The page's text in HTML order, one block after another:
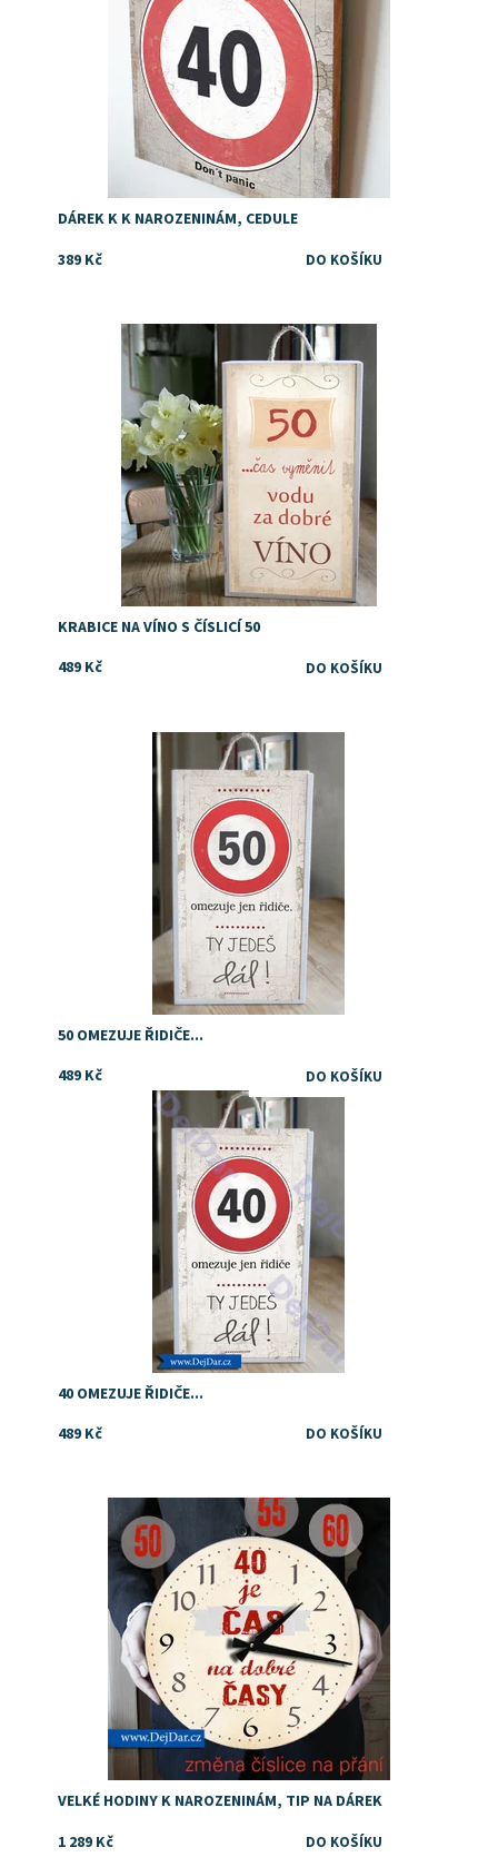
DÁREK K K NAROZENINÁM, CEDULE
389 Kč
Dostupnost: Skladem
KRABICE NA VÍNO S ČÍSLICÍ 50
489 Kč
Skladem
50 OMEZUJE ŘIDIČE...
489 Kč
Skladem
40 OMEZUJE ŘIDIČE...
489 Kč
Dostupnost: Skladem
VELKÉ HODINY K NAROZENINÁM, TIP NA DÁREK
1 289 Kč